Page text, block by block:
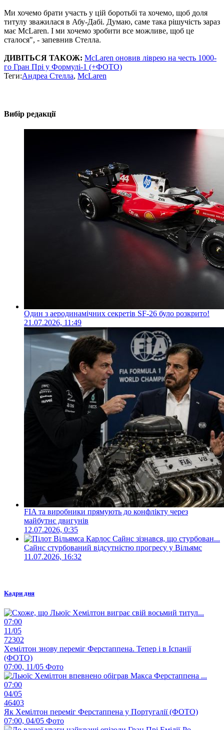
Ми хочемо брати участь у цій боротьбі та хочемо, щоб доля
титулу зважилася в Абу-Дабі. Думаю, саме така рішучість зараз
має McLaren. І ми хочемо зробити все можливе, щоб це
сталося", - запевнив Стелла.
ДИВІТЬСЯ ТАКОЖ: McLaren оновив ліврею на честь 1000-
го Гран Прі у Формулі-1 (+ФОТО)
Теги:Андреа Стелла, McLaren
Вибір редакції
Один з аеродинамічних секретів SF-26 було розкрито!
21.07.2026, 11:49
FIA та виробники прямують до конфлікту через
майбутнє двигунів
12.07.2026, 0:35
Сайнс стурбований відсутністю прогресу у Вільямс
11.07.2026, 16:32
Кадри дня
07:00
11/05
72302
Хемілтон знову переміг Ферстаппена. Тепер і в Іспанії
(ФОТО)
07:00, 11/05 Фото
07:00
04/05
46403
Як Хемілтон переміг Ферстаппена у Португалії (ФОТО)
07:00, 04/05 Фото